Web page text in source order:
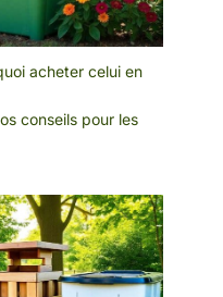
acheter celui en
conseils pour les